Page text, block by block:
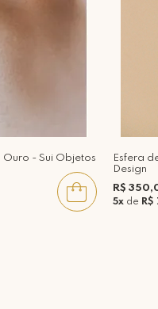
- Sui Objetos
Esfera
Design
R$
5xde